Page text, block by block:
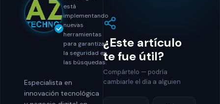
está
implementando
nuevas
herramientas
para garantizar
la seguridad en
las búsquedas.
Especialista en
innovación tecnológica
¿Este artículo
te fue útil?
Compártelo — podría
cambiarle el día a alguien